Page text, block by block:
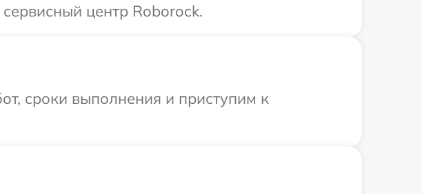
центр Roborock.
сроки выполнения и приступим к